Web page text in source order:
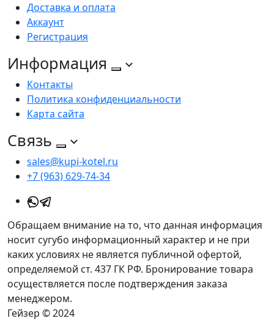
Доставка и оплата
Аккаунт
Регистрация
Информация
Контакты
Политика конфиденциальности
Карта сайта
Связь
sales@kupi-kotel.ru
+7 (963) 629-74-34
Обращаем внимание на то, что данная информация
носит сугубо информационный характер и не при
каких условиях не является публичной офертой,
определяемой ст. 437 ГК РФ. Бронирование товара
осуществляется после подтверждения заказа
менеджером.
Гейзер © 2024